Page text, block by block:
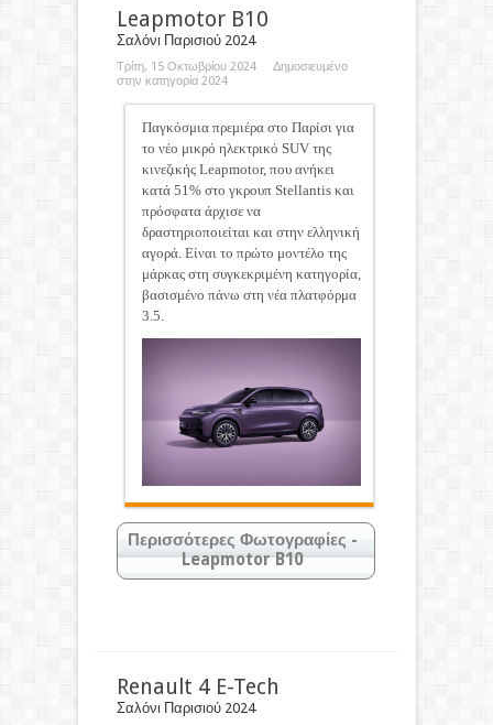
Leapmotor B10
Σαλόνι Παρισιού 2024
Τρίτη, 15 Οκτωβρίου 2024 Δημοσιευμένο
στην κατηγορία 2024
Παγκόσμια πρεμιέρα στο Παρίσι για
το νέο μικρό ηλεκτρικό SUV της
κινεζικής Leapmotor, που ανήκει
κατά 51% στο γκρουπ Stellantis και
πρόσφατα άρχισε να
δραστηριοποιείται και στην ελληνική
αγορά. Είναι το πρώτο μοντέλο της
μάρκας στη συγκεκριμένη κατηγορία,
βασισμένο πάνω στη νέα πλατφόρμα
3.5.
Περισσότερες Φωτογραφίες -
Leapmotor B10
Renault 4 E-Tech
Σαλόνι Παρισιού 2024